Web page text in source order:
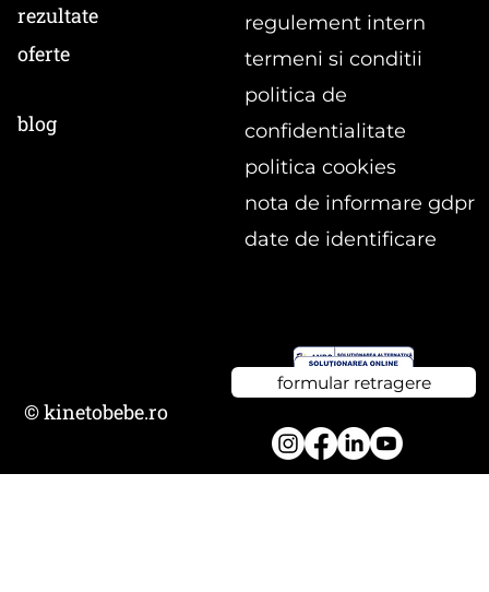
© kinetobebe.ro
rezultate
oferte
blog
regulement intern
termeni si conditii
politica de
confidentialitate
politica cookies
nota de informare gdpr
date de identificare
formular retragere